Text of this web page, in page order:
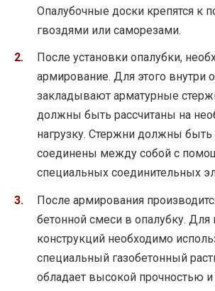
Опалубочные доски крепятся к
гвоздями или саморезами.
После установки опалубки,
армирование. Для этого внутри
закладывают арматурные
должны быть рассчитаны на
нагрузку. Стержни должны быть
соединены между собой с
специальных соединительных
После армирования
бетонной смеси в опалубку. Для
конструкций необходимо
специальный газобетонный
обладает высокой прочностью и